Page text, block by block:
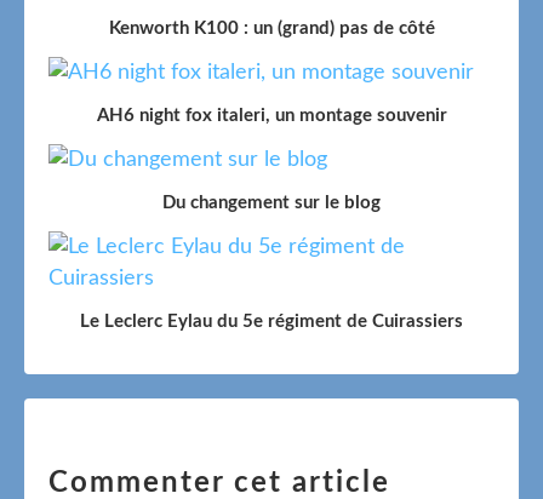
Kenworth K100 : un (grand) pas de côté
AH6 night fox italeri, un montage souvenir
Du changement sur le blog
Le Leclerc Eylau du 5e régiment de Cuirassiers
Commenter cet article